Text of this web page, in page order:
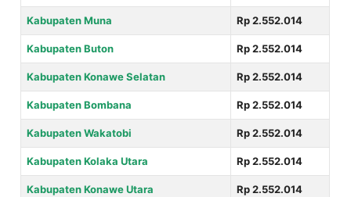
Kabupaten Muna Rp 2.552.014
Kabupaten Buton Rp 2.552.014
Kabupaten Konawe Selatan Rp 2.552.014
Kabupaten Bombana Rp 2.552.014
Kabupaten Wakatobi Rp 2.552.014
Kabupaten Kolaka Utara Rp 2.552.014
Kabupaten Konawe Utara Rp 2.552.014